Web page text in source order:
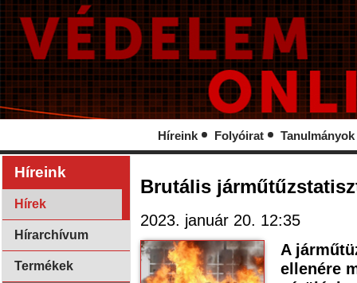
Híreink Folyóirat Tanulmányok
Híreink
Hírek
Hírarchívum
Termékek
Brutális
2023. január 20. 12:35
A
ellenére